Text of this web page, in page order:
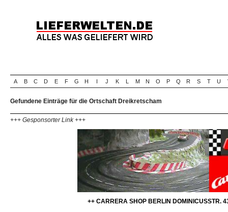
A B C D E F G H I J K L M N O P Q R S T U
Gefundene Einträge für die Ortschaft Dreikretscham
+++ Gesponsorter Link +++
++ CARRERA SHOP BERLIN DOMINICUSSTR.